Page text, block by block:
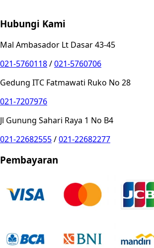
Hubungi Kami
Mal Ambasador Lt Dasar 43-45
021-5760118/021-5760706
Gedung ITC Fatmawati Ruko No 28
021-7207976
Jl Gunung Sahari Raya 1 No B4
021-22682555/021-22682277
Pembayaran